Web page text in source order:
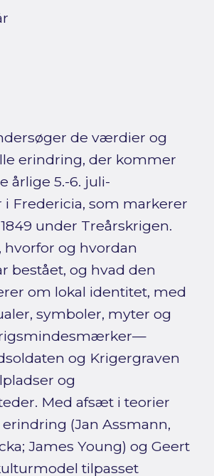
de værdier og
erindring, der kommer
årlige 5.-6. juli-
Fredericia, som markerer
under Treårskrigen.
hvorfor og hvordan
bestået, og hvad den
om lokal identitet, med
symboler, myter og
og Krigergraven
og
Med afsæt i teorier
(Jan Assmann,
James Young) og Geert
tilpasset